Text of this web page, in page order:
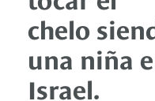
chelo
una niña
Israel.